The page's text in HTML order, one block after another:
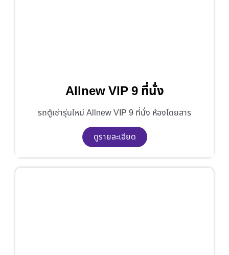
Allnew VIP 9 ที่นั่ง
รถตู้เช่ารุ่นใหม่ Allnew VIP 9 ที่นั่ง ห้องโดยสาร
ดูรายละเอียด